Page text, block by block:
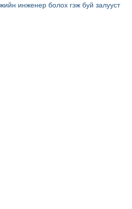
инженер болох гэж буй залууст